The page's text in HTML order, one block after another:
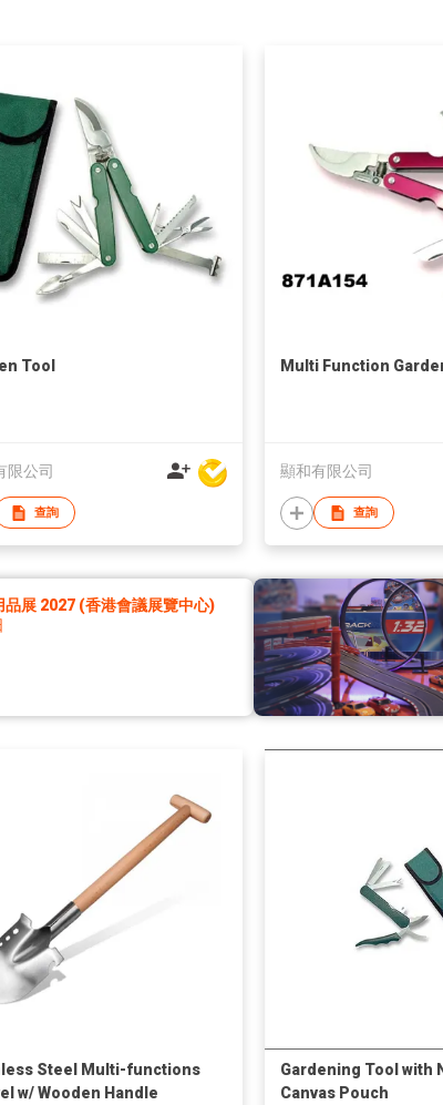
Tool
限公司
查詢
Multi Function
顯和有限公司
查詢
展 2027 (香港會議展覽中心)
Steel Multi-functions
w/ Wooden Handle
Gardening Tool with
Canvas Pouch